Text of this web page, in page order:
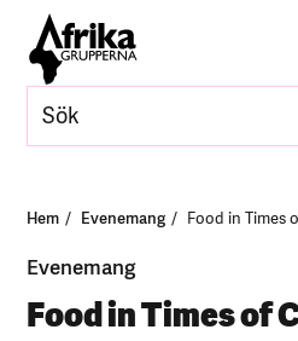
Hem Evenemang Food in Times
Evenemang
Food in Times of